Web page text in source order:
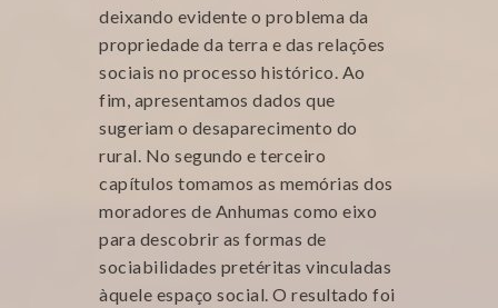
deixando evidente o problema da
propriedade da terra e das relações
sociais no processo histórico. Ao
fim, apresentamos dados que
sugeriam o desaparecimento do
rural. No segundo e terceiro
capítulos tomamos as memórias dos
moradores de Anhumas como eixo
para descobrir as formas de
sociabilidades pretéritas vinculadas
àquele espaço social. O resultado foi